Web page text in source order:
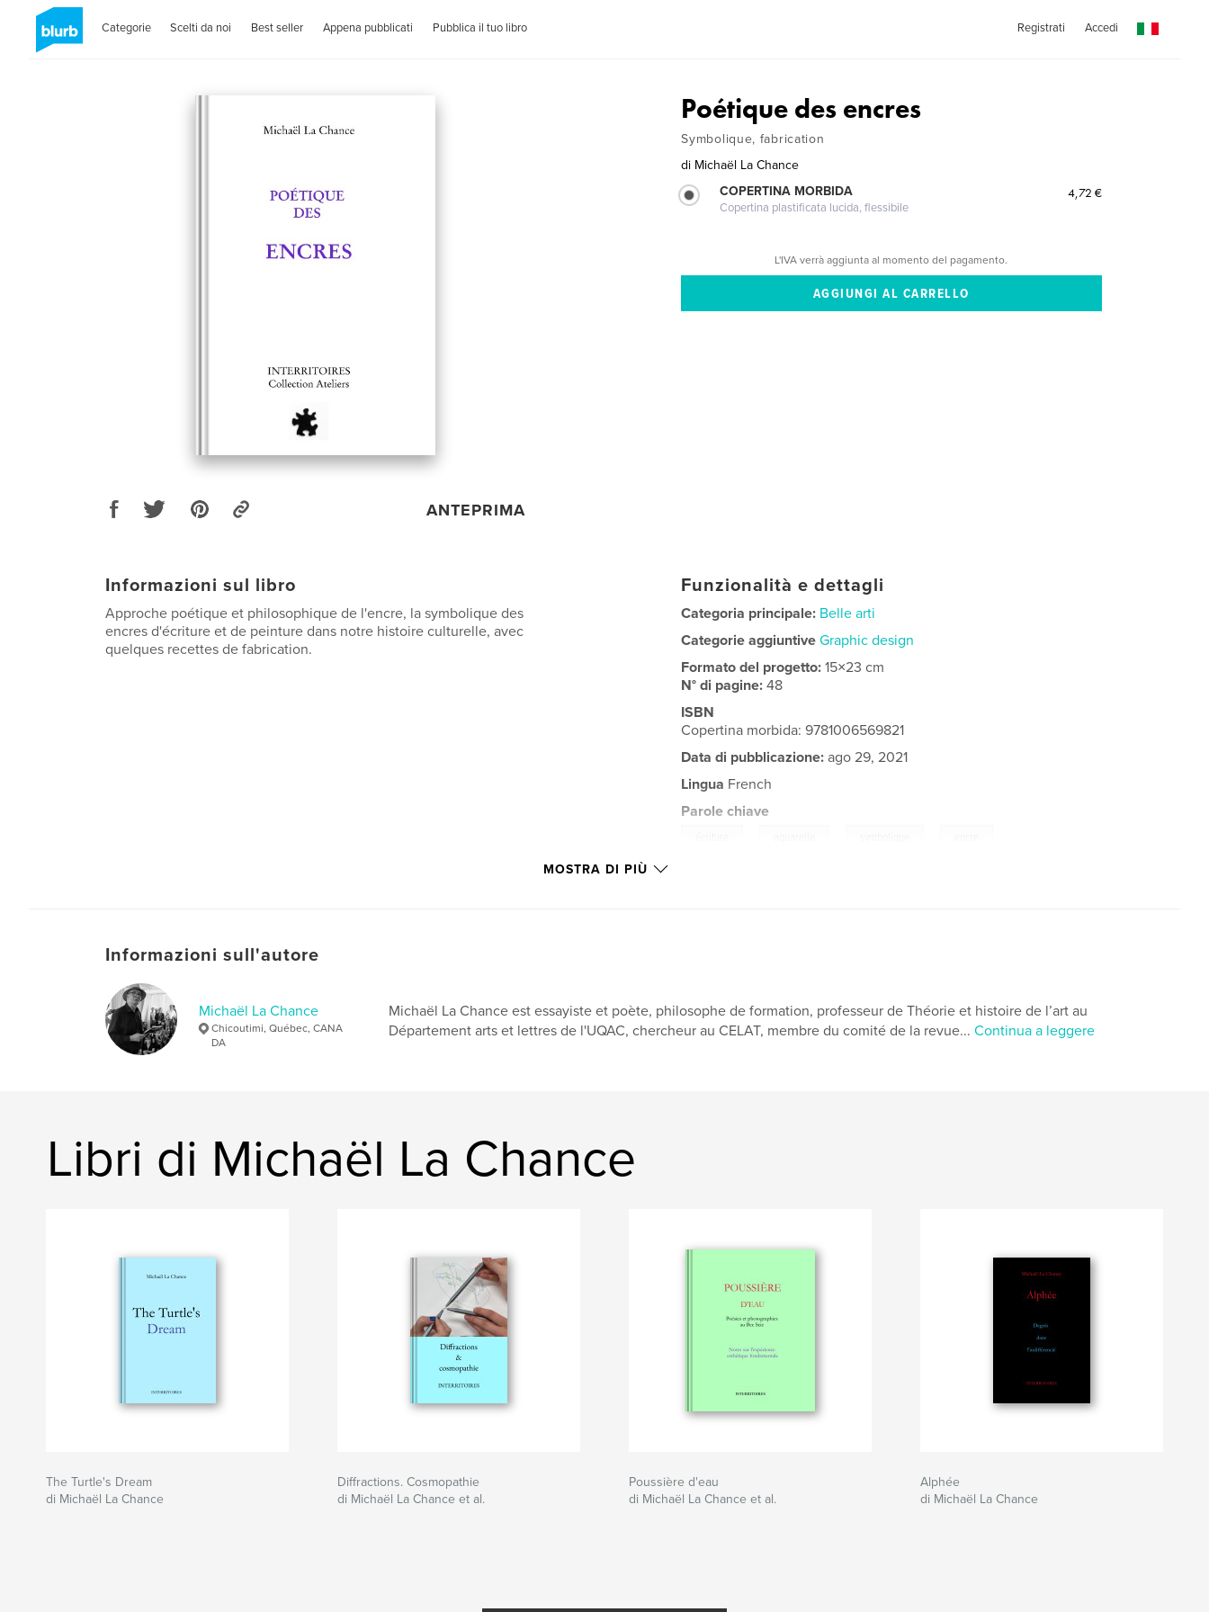
Categorie Scelti da noi Best seller Appena pubblicati Pubblica il tuo libro Registrati Accedi
ANTEPRIMA
Poétique des encres
Symbolique, fabrication
di Michaël La Chance
COPERTINA MORBIDA
Copertina plastificata lucida, flessibile
4,72 €
L'IVA verrà aggiunta al momento del pagamento.
Informazioni sul libro
Approche poétique et philosophique de l'encre, la symbolique des
encres d'écriture et de peinture dans notre histoire culturelle, avec
quelques recettes de fabrication.
Funzionalità e dettagli
Categoria principale: Belle arti
Categorie aggiuntive Graphic design
Formato del progetto:15×23 cm
N° di pagine:48
ISBN
Copertina morbida: 9781006569821
Data di pubblicazione: ago 29, 2021
Lingua French
Parole chiave
MOSTRA DI PIÙ
Informazioni sull'autore
Michaël La Chance
Chicoutimi, Québec, CANA
DA
Michaël La Chance est essayiste et poète, philosophe de formation, professeur de Théorie et histoire de l’art au
Département arts et lettres de l'UQAC, chercheur au CELAT, membre du comité de la revue... Continua a leggere
Libri di Michaël La Chance
The Turtle's Dream
di Michaël La Chance
Diffractions. Cosmopathie
di Michaël La Chance et al.
Poussière d'eau
di Michaël La Chance et al.
Alphée
di Michaël La Chance